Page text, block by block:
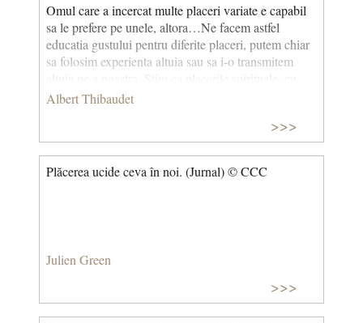
Omul care a incercat multe placeri variate e capabil
sa le prefere pe unele, altora…Ne facem astfel
educatia gustului pentru diferite placeri, putem chiar
sa folosim experienta altuia sau sa i-o transmitem
conditia sa nu fie exclusive si sa presupuna existenta
armonicele sale, stau inaintea celorlalte placeri; le
cultivam de preferinta, dezvoltam finetea gustului cu
care le incercam si, de bine de rau, ne mentinem
acest plan al vietii alaturi de celelalte planuri ce-l
Albert Thibaudet
>>>
Plăcerea ucide ceva în noi. (Jurnal) © CCC
Julien Green
>>>